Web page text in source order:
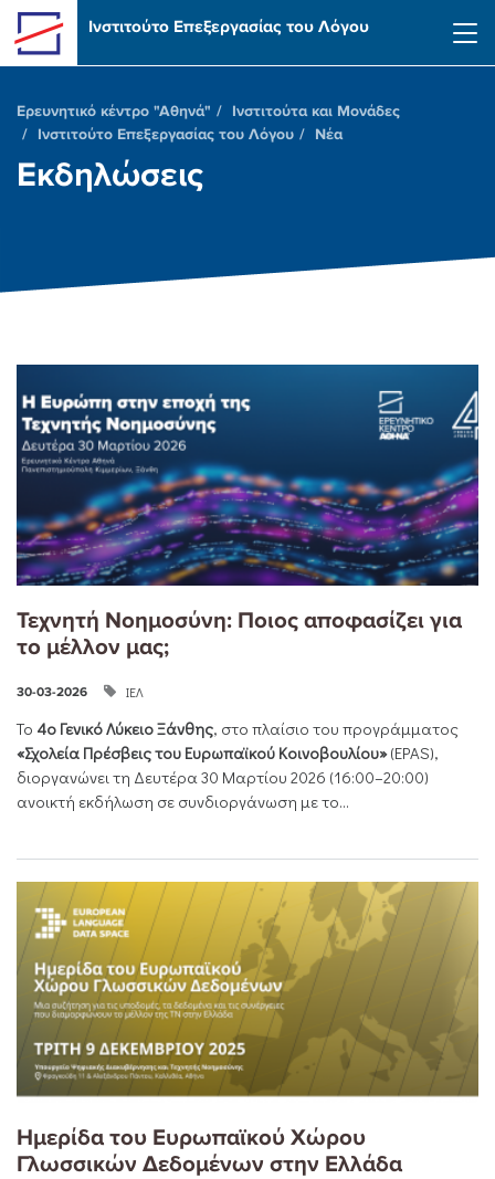
Skip to main content
Ινστιτούτο Επεξεργασίας του Λόγου
Ερευνητικό κέντρο "Αθηνά"
Ινστιτούτα και Μονάδες
Ινστιτούτο Επεξεργασίας του Λόγου
Νέα
Εκδηλώσεις
Τεχνητή Νοημοσύνη: Ποιος αποφασίζει για
το μέλλον μας;
30-03-2026 ΙΕΛ
Το 4ο Γενικό Λύκειο Ξάνθης, στο πλαίσιο του προγράμματος
«Σχολεία Πρέσβεις του Ευρωπαϊκού Κοινοβουλίου»(EPAS),
διοργανώνει τη Δευτέρα 30 Μαρτίου 2026 (16:00–20:00)
ανοικτή εκδήλωση σε συνδιοργάνωση με το...
Ημερίδα του Ευρωπαϊκού Χώρου
Γλωσσικών Δεδομένων στην Ελλάδα